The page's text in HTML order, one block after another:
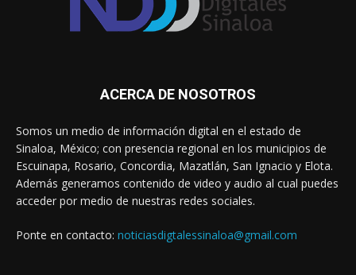
ACERCA DE NOSOTROS
Somos un medio de información digital en el estado de
Sinaloa, México; con presencia regional en los municipios de
Escuinapa, Rosario, Concordia, Mazatlán, San Ignacio y Elota.
Además generamos contenido de video y audio al cual puedes
acceder por medio de nuestras redes sociales.
Ponte en contacto: noticiasdigtalessinaloa@gmail.com